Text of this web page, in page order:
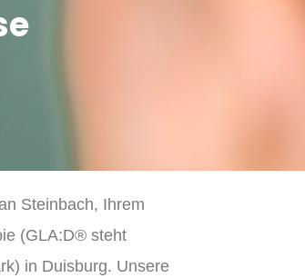
Steinbach, Ihrem
(GLA:D® steht
in Duisburg. Unsere